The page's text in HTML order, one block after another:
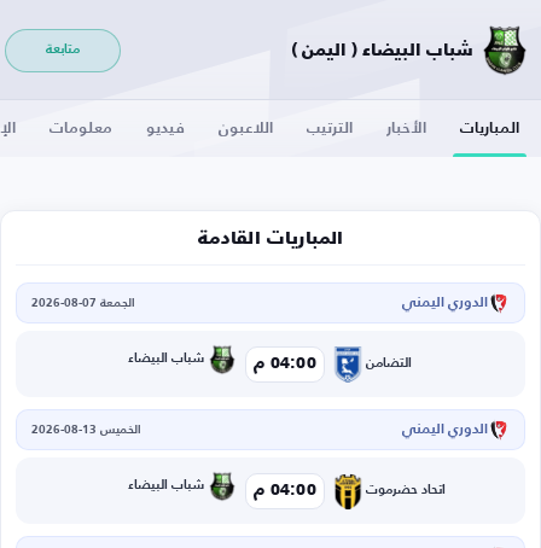
شباب البيضاء ( اليمن ) متابعة
المباريات الأخبار الترتيب اللاعبون فيديو معلومات
المباريات القادمة
الدوري اليمني الجمعة 07-08-2026
التضامن 04:00 م شباب البيضاء
الدوري اليمني الخميس 13-08-2026
اتحاد حضرموت 04:00 م شباب البيضاء